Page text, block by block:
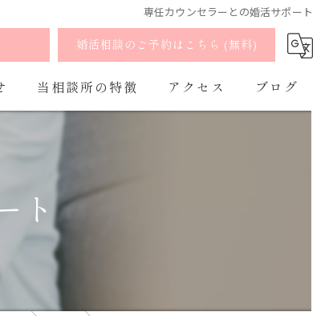
専任カウンセラーとの婚活サポート
婚活相談のご予約はこちら (無料)
当相談所の特徴
お見合い
出会い
マッチング
オンライン
アクセス ブログ
ト